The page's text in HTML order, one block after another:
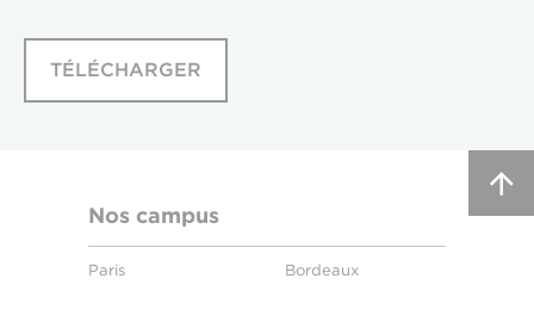
TÉLÉCHARGER
Nos campus
Paris Bordeaux